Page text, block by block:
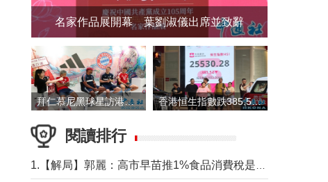
名家作品展開幕 葉劉淑儀出席並致辭
拜仁慕尼黑球星訪港 與球迷近距離互動 香港恒生指數跌385.54點 報25530.28點收盤
閱讀排行